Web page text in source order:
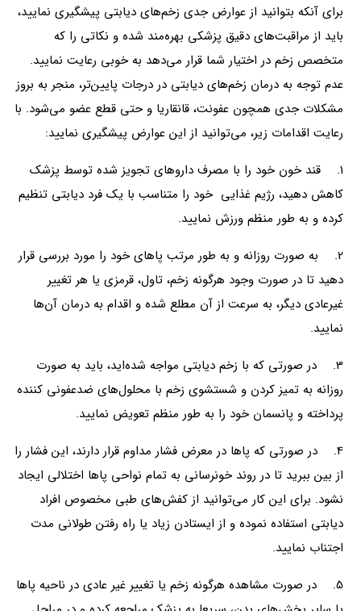
برای آنکه بتوانید از عوارض جدی زخم‌های دیابتی پیشگیری نمایید،
باید از مراقبت‌های دقیق پزشکی بهره‌مند شده و نکاتی را که
متخصص زخم در اختیار شما قرار می‌دهد به خوبی رعایت نمایید.
عدم توجه به درمان زخم‌های دیابتی در درجات پایین‌تر، منجر به بروز
مشکلات جدی همچون عفونت، قانقاریا و حتی قطع عضو می‌شود. با
رعایت اقدامات زیر، می‌توانید از این عوارض پیشگیری نمایید:
1. قند خون خود را با مصرف داروهای تجویز شده توسط پزشک
کاهش دهید، رژیم غذایی خود را متناسب با یک فرد دیابتی تنظیم
کرده و به طور منظم ورزش نمایید.
2. به صورت روزانه و به طور مرتب پاهای خود را مورد بررسی قرار
دهید تا در صورت وجود هرگونه زخم، تاول، قرمزی یا هر تغییر
غیرعادی دیگر، به سرعت از آن مطلع شده و اقدام به درمان آن‌ها
نمایید.
3. در صورتی که با زخم دیابتی مواجه شده‌اید، باید به صورت
روزانه به تمیز کردن و شستشوی زخم با محلول‌های ضدعفونی کننده
پرداخته و پانسمان خود را به طور منظم تعویض نمایید.
4. در صورتی که پاها در معرض فشار مداوم قرار دارند، این فشار را
از بین ببرید تا در روند خونرسانی به تمام نواحی پاها اختلالی ایجاد
نشود. برای این کار می‌توانید از کفش‌های طبی مخصوص افراد
دیابتی استفاده نموده و از ایستادن زیاد یا راه رفتن طولانی مدت
اجتناب نمایید.
5. در صورت مشاهده هرگونه زخم یا تغییر غیر عادی در ناحیه پاها